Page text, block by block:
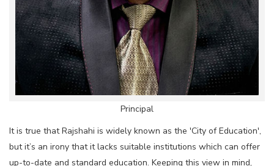
Principal
It is true that Rajshahi is widely known as the 'City of Education',
but it’s an irony that it lacks suitable institutions which can offer
up-to-date and standard education. Keeping this view in mind,